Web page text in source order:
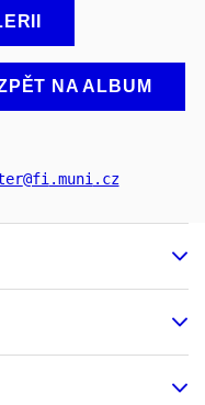
NA ALBUM
@fi.muni.cz